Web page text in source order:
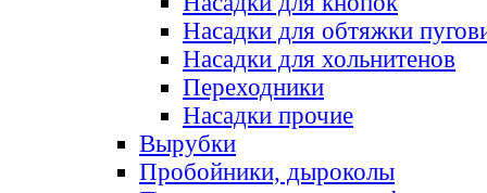
Насадки для обтяжки
Насадки для хольнитенов
Переходники
Насадки прочие
Вырубки
Пробойники, дыроколы